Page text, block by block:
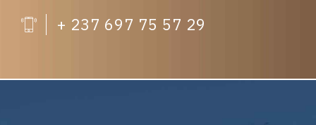
+ 237 697 75 57 29